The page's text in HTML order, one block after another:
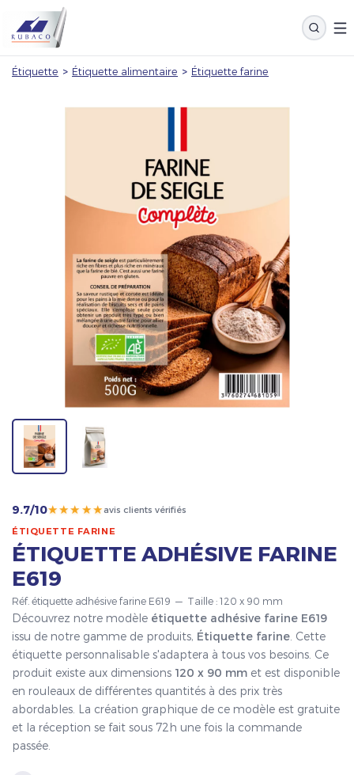
Étiquette > Étiquette alimentaire > Étiquette farine
9.7/10★★★★★avis clients vérifiés
ÉTIQUETTE FARINE
ÉTIQUETTE ADHÉSIVE FARINE
E619
Réf. étiquette adhésive farine E619 — Taille : 120 x 90 mm
Découvrez notre modèle étiquette adhésive farine E619
issu de notre gamme de produits, Étiquette farine . Cette
étiquette personnalisable s'adaptera à tous vos besoins. Ce
produit existe aux dimensions 120 x 90 mm et est disponible
en rouleaux de différentes quantités à des prix très
abordables. La création graphique de ce modèle est gratuite
et la réception se fait sous 72h une fois la commande
passée.